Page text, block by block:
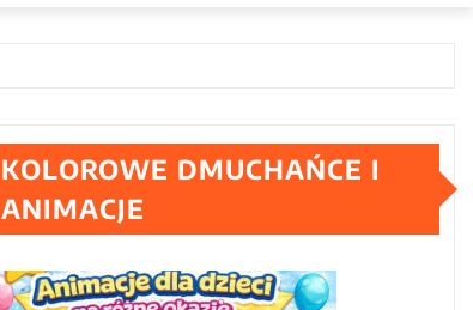
KOLOROWE DMUCHAŃCE I
ANIMACJE